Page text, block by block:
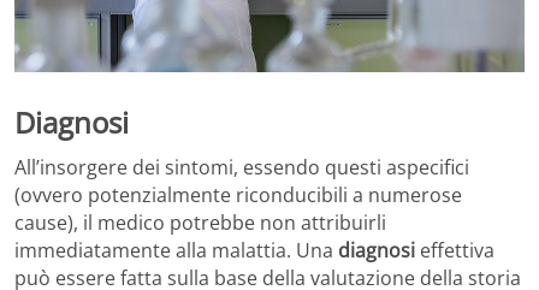
Diagnosi
All’insorgere dei sintomi, essendo questi aspecifici
(ovvero potenzialmente riconducibili a numerose
cause), il medico potrebbe non attribuirli
immediatamente alla malattia. Una diagnosi effettiva
può essere fatta sulla base della valutazione della storia